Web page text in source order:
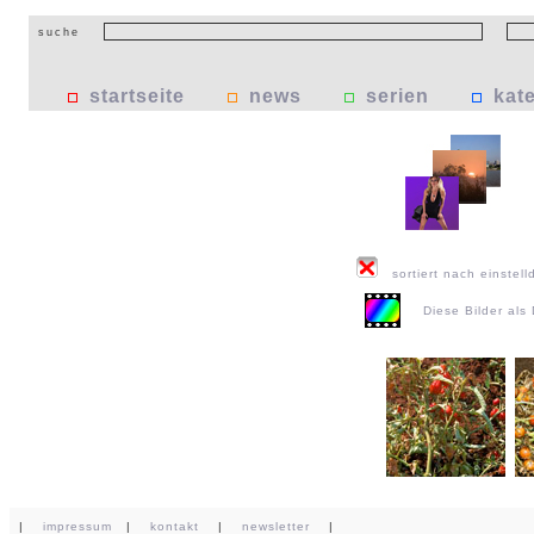
suche
startseite news serien
sortiert nach
Diese Bilder als
| impressum | kontakt | newsletter |